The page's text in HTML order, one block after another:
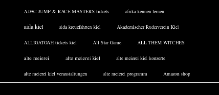
ADAC JUMP & RACE MASTERS tickets afrika kennen lernen
aida kiel aida kreuzfahrten kiel Akademischer Ruderverein Kiel
ALLIGATOAH tickets kiel All Star Game ALL THEM WITCHES
alte meierei alte meierei kiel alte meierei kiel konzerte
alte meierei kiel veranstaltungen alte meierei programm Amazon shop